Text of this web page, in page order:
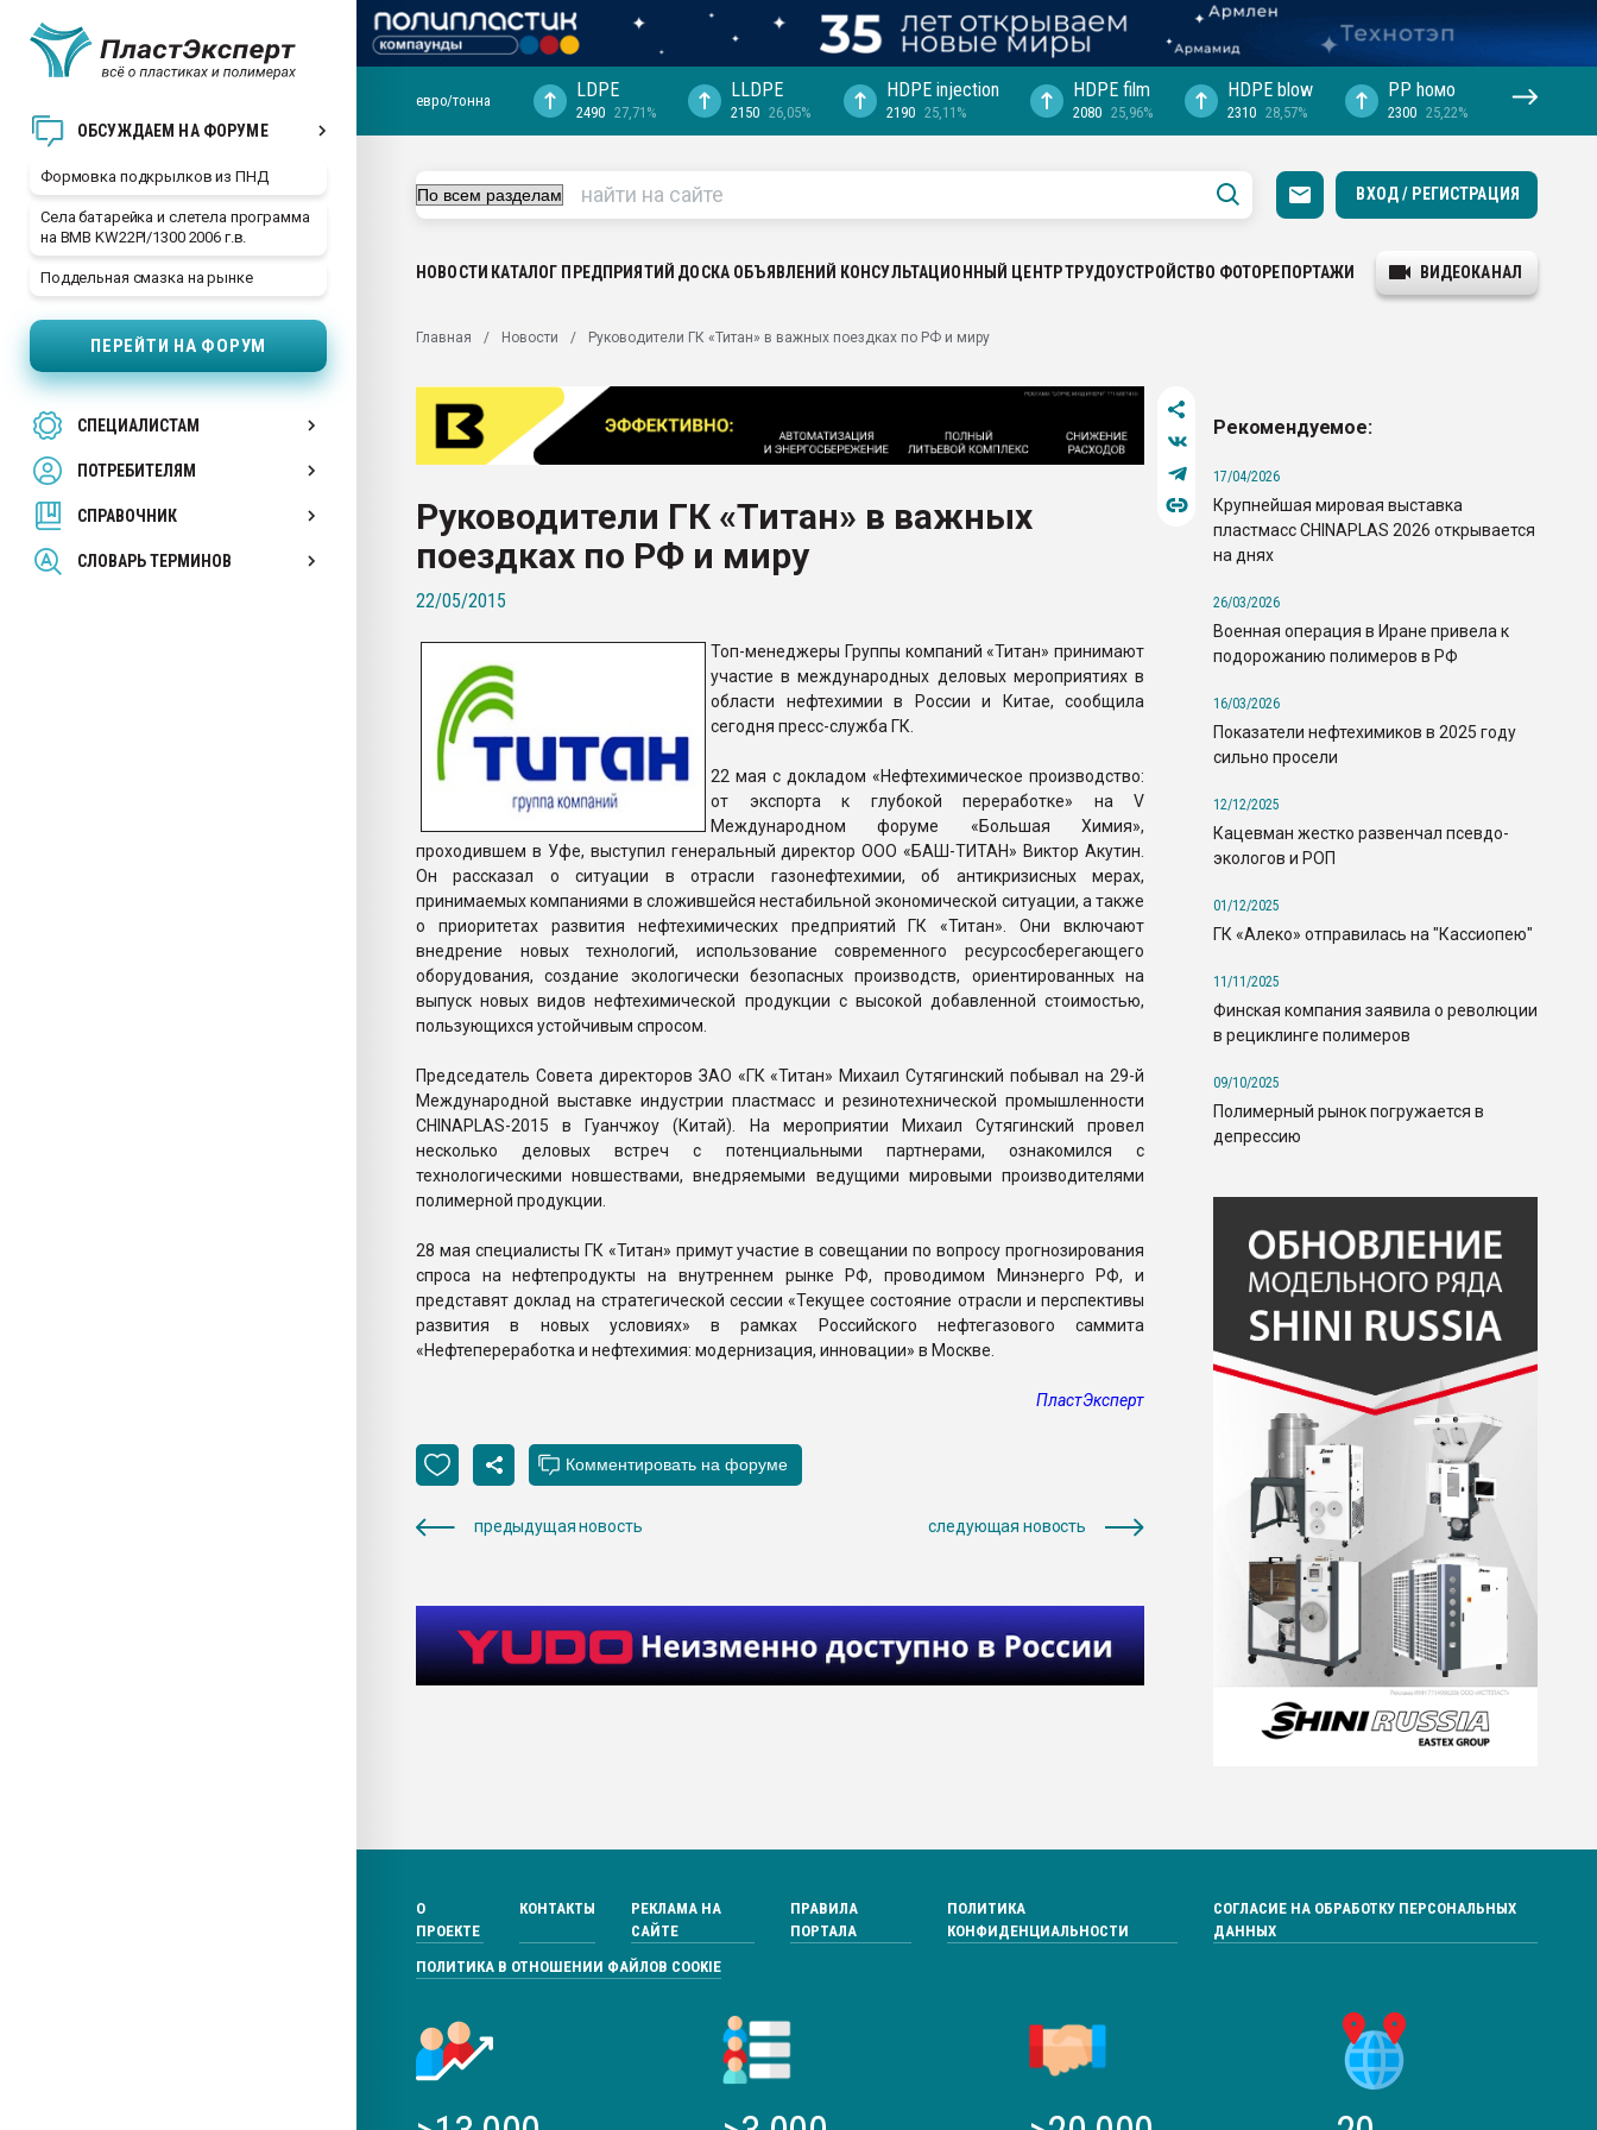
ОБСУЖДАЕМ НА ФОРУМЕ
Формовка подкрылков из ПНД
Села батарейка и слетела программа
на BMB KW22PI/1300 2006 г.в.
Поддельная смазка на рынке
ПЕРЕЙТИ НА ФОРУМ
СПЕЦИАЛИСТАМ
ПОТРЕБИТЕЛЯМ
СПРАВОЧНИК
СЛОВАРЬ ТЕРМИНОВ
29.07.2026 ФРП помог "Ижевскому
Вакуум-формовочные машины:
28.07.2026 Автоматизация выходит на
первый план в переработке
пластмасс
ситуацией на строительном рынке
Всё, что касается выдува ПЭТ
бутылок
ПЕРЕЙТИ НА ФОРУМ
евро/тонна LDPE
2490 27,71%
LLDPE
2150 26,05%
HDPE injection
2190 25,11%
HDPE film
2080 25,96%
HDPE blow
2310 28,57%
PP hомо
2300 25,22%
ВХОД / РЕГИСТРАЦИЯ
НОВОСТИ КАТАЛОГ ПРЕДПРИЯТИЙ ДОСКА ОБЪЯВЛЕНИЙ КОНСУЛЬТАЦИОННЫЙ ЦЕНТРТРУДОУСТРОЙСТВО ФОТОРЕПОРТАЖИ ВИДЕОКАНАЛ
Главная Новости Руководители ГК «Титан» в важных поездках по РФ и миру
Руководители ГК «Титан» в важных
поездках по РФ и миру
22/05/2015
Топ-менеджеры Группы компаний «Титан» принимают
участие в международных деловых мероприятиях в
области нефтехимии в России и Китае, сообщила
сегодня пресс-служба ГК.
22 мая с докладом «Нефтехимическое производство:
от экспорта к глубокой переработке» на V
Международном форуме «Большая Химия»,
проходившем в Уфе, выступил генеральный директор ООО «БАШ-ТИТАН» Виктор Акутин.
Он рассказал о ситуации в отрасли газонефтехимии, об антикризисных мерах,
принимаемых компаниями в сложившейся нестабильной экономической ситуации, а также
о приоритетах развития нефтехимических предприятий ГК «Титан». Они включают
внедрение новых технологий, использование современного ресурсосберегающего
оборудования, создание экологически безопасных производств, ориентированных на
выпуск новых видов нефтехимической продукции с высокой добавленной стоимостью,
пользующихся устойчивым спросом.
Председатель Совета директоров ЗАО «ГК «Титан» Михаил Сутягинский побывал на 29-й
Международной выставке индустрии пластмасс и резинотехнической промышленности
CHINAPLAS-2015 в Гуанчжоу (Китай). На мероприятии Михаил Сутягинский провел
несколько деловых встреч с потенциальными партнерами, ознакомился с
технологическими новшествами, внедряемыми ведущими мировыми производителями
полимерной продукции.
28 мая специалисты ГК «Титан» примут участие в совещании по вопросу прогнозирования
спроса на нефтепродукты на внутреннем рынке РФ, проводимом Минэнерго РФ, и
представят доклад на стратегической сессии «Текущее состояние отрасли и перспективы
развития в новых условиях» в рамках Российского нефтегазового саммита
«Нефтепереработка и нефтехимия: модернизация, инновации» в Москве.
ПластЭксперт
предыдущая новость следующая новость
Рекомендуемое:
17/04/2026
Крупнейшая мировая выставка
пластмасс CHINAPLAS 2026 открывается
на днях
26/03/2026
Военная операция в Иране привела к
подорожанию полимеров в РФ
16/03/2026
Показатели нефтехимиков в 2025 году
сильно просели
12/12/2025
Кацевман жестко развенчал псевдо-
экологов и РОП
01/12/2025
ГК «Алеко» отправилась на "Кассиопею"
11/11/2025
Финская компания заявила о революции
в рециклинге полимеров
09/10/2025
Полимерный рынок погружается в
депрессию
О
ПРОЕКТЕ
КОНТАКТЫ
РЕКЛАМА НА
САЙТЕ
ПРАВИЛА
ПОРТАЛА
ПОЛИТИКА
КОНФИДЕНЦИАЛЬНОСТИ
СОГЛАСИЕ НА ОБРАБОТКУ ПЕРСОНАЛЬНЫХ
ДАННЫХ
ПОЛИТИКА В ОТНОШЕНИИ ФАЙЛОВ COOKIE